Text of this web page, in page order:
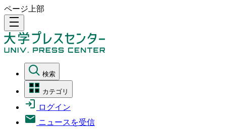
ページ上部
density_medium
検索
カテゴリ
ログイン
ニュースを受信